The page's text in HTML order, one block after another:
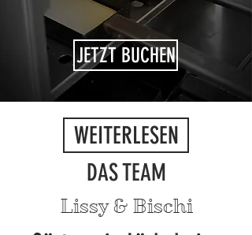
JETZT BUCHEN
WEITERLESEN
DAS TEAM
Lissy & Bischi